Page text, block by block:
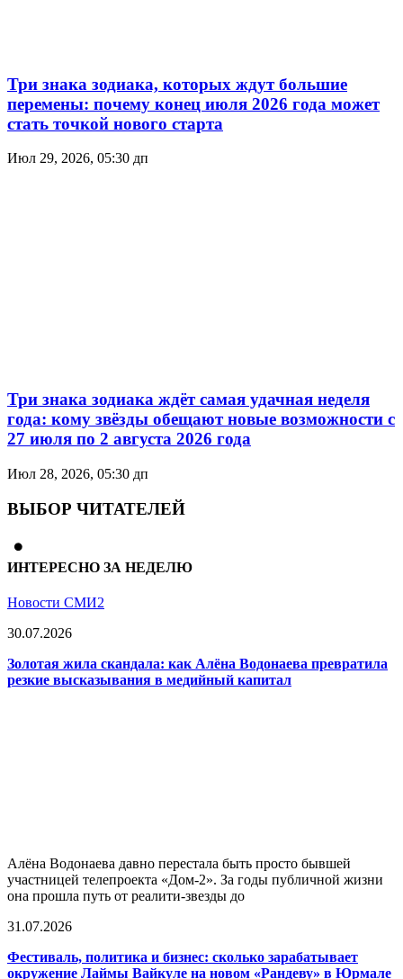
Три знака зодиака, которых ждут большие
перемены: почему конец июля 2026 года может
стать точкой нового старта
Июл 29, 2026, 05:30 дп
Три знака зодиака ждёт самая удачная неделя
года: кому звёзды обещают новые возможности с
27 июля по 2 августа 2026 года
Июл 28, 2026, 05:30 дп
ВЫБОР ЧИТАТЕЛЕЙ
ИНТЕРЕСНО ЗА НЕДЕЛЮ
Новости СМИ2
30.07.2026
Золотая жила скандала: как Алёна Водонаева превратила
резкие высказывания в медийный капитал
Алёна Водонаева давно перестала быть просто бывшей
участницей телепроекта «Дом-2». За годы публичной жизни
она прошла путь от реалити-звезды до
31.07.2026
Фестиваль, политика и бизнес: сколько зарабатывает
окружение Лаймы Вайкуле на новом «Рандеву» в Юрмале